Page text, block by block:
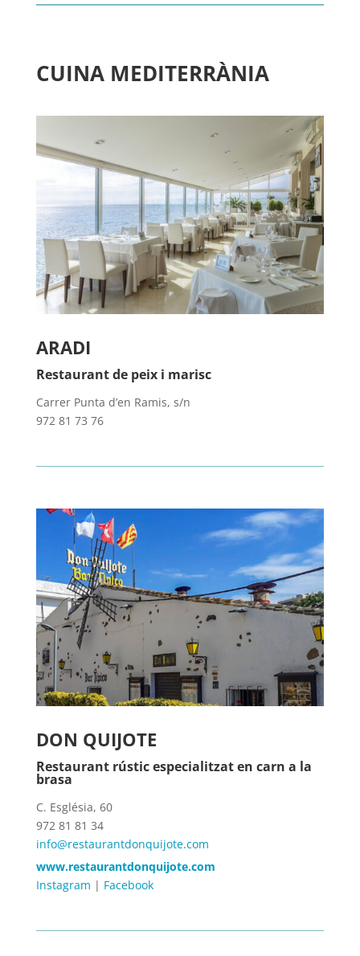
CUINA MEDITERRÀNIA
ARADI
Restaurant de peix i marisc
Carrer Punta d’en Ramis, s/n
972 81 73 76
DON QUIJOTE
Restaurant rústic especialitzat en carn a la
brasa
C. Església, 60
972 81 81 34
info@restaurantdonquijote.com
www.restaurantdonquijote.com
Instagram | Facebook